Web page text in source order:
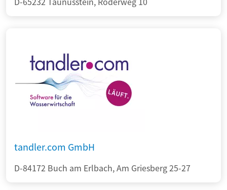
tandler.com GmbH
D-84172 Buch am Erlbach, Am Griesberg 25-27